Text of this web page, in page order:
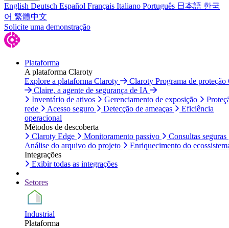
English Deutsch Español Français Italiano Português 日本語 한국
어 繁體中文
Solicite uma demonstração
Plataforma
A plataforma Claroty
Explore a plataforma Claroty
Claroty Programa de proteção
Claire, a agente de segurança de IA
Inventário de ativos
Gerenciamento de exposição
rede
Acesso seguro Detecção de ameaças
Eficiência
operacional
Métodos de descoberta
Claroty Edge
Monitoramento passivo
Consultas seguras
Análise do arquivo do projeto
Enriquecimento do
Integrações
Exibir todas as integrações
Setores
Industrial
Plataforma